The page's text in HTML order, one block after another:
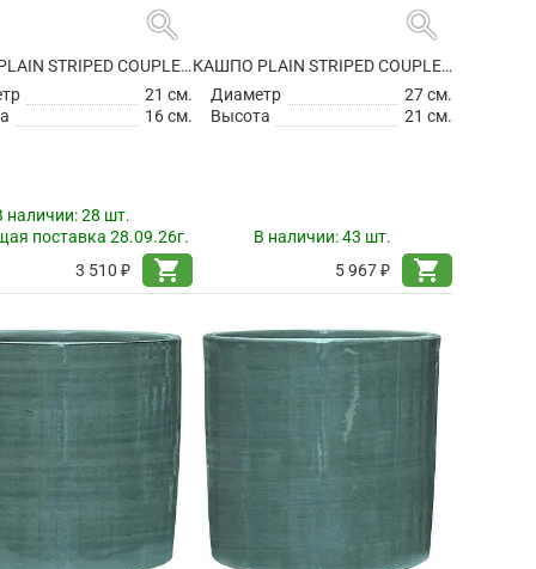
search
КАШПО PLAIN STRIPED COUPLE OLIVE
21 см.
16 см.
наличии:28 шт.
поставка 28.09.26г.
3 510 ₽
shopping_cart
search
КАШПО PLAIN STRIPED COUPLE OLIVE
Диаметр
27 см.
Высота
21 см.
В наличии:43 шт.
5 967 ₽
shopping_cart